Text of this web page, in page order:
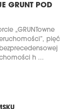
GRUNT POD
„GRUNTowne
pięć
h ...